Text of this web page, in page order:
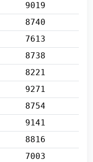
9019
8740
7613
8738
8221
9271
8754
9141
8816
7003